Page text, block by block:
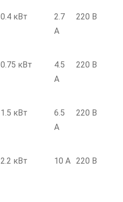
0.4 кВт
2.7
А
220 В
0.75 кВт
4.5
А
220 В
1.5 кВт
6.5
А
220 В
2.2 кВт 10 А 220 В